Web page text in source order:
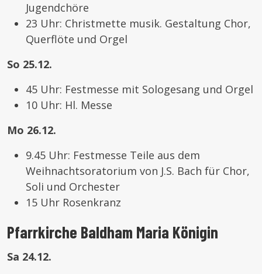
Jugendchöre
23 Uhr: Christmette musik. Gestaltung Chor,
Querflöte und Orgel
So 25.12.
45 Uhr: Festmesse mit Sologesang und Orgel
10 Uhr: Hl. Messe
Mo 26.12.
9.45 Uhr: Festmesse Teile aus dem
Weihnachtsoratorium von J.S. Bach für Chor,
Soli und Orchester
15 Uhr Rosenkranz
Pfarrkirche Baldham Maria Königin
Sa 24.12.